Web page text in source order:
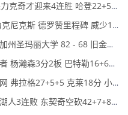
2026年01月15日 快船27罚全进力克奇才迎来4连胜 哈登22+5+8 伦纳德33分4断
2026年01月15日 国王3人20+力克尼克斯 德罗赞里程碑 威少11助 布伦森伤退
2026年01月14日 NCAA常规赛 加州圣玛丽大学 82 - 68 旧金山大学 全场集锦
2026年01月14日 勇士大胜开拓者 杨瀚森3分2板 巴特勒16+6+5 库里9中2送11助
2026年01月13日 独行侠力克篮网 弗拉格27+5+5 克莱18分 小波特28+9
2026年01月13日 国王背靠背送湖人3连败 东契奇空砍42+7+8+4断 威少22+5+7